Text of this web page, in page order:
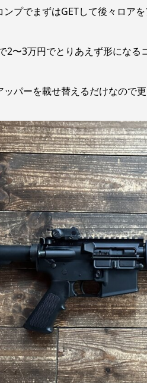
プでまずはGETして後々ロア
2〜3万円でとりあえず形になる
パーを載せ替えるだけなので更